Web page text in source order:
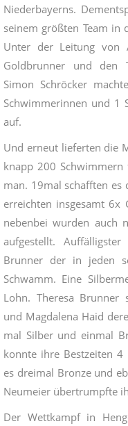
Niederbayerns.
seinem größten Team in
Unter der Leitung von
Goldbrunner und den
Simon Schröcker
Schwimmerinnen und 1
auf.
Und erneut lieferten die
knapp 200
man. 19mal schafften es
erreichten insgesamt 6x
nebenbei wurden auch
aufgestellt.
Brunner der in jeden
Schwamm. Eine
Lohn. Theresa Brunner
und Magdalena Haid
mal Silber und einmal
konnte ihre Bestzeiten
es dreimal Bronze und
Neumeier übertrumpfte
Der Wettkampf in